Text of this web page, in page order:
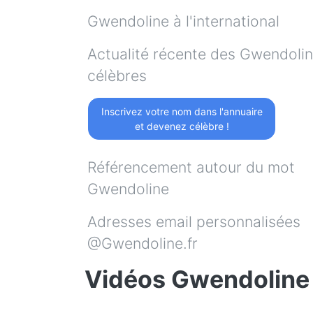
Gwendoline à l'international
Actualité récente des
célèbres
Inscrivez votre nom dans l'annuaire
et devenez célèbre !
Référencement autour du mot
Gwendoline
Adresses email personnalisées
@Gwendoline.fr
Vidéos Gwendoline